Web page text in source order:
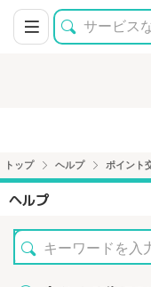
トップ ヘルプ ポイント
ヘルプ